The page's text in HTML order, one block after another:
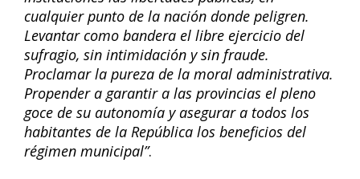
cualquier punto de la nación donde peligren.
Levantar como bandera el libre ejercicio del
sufragio, sin intimidación y sin fraude.
Proclamar la pureza de la moral administrativa.
Propender a garantir a las provincias el pleno
goce de su autonomía y asegurar a todos los
habitantes de la República los beneficios del
régimen municipal”.